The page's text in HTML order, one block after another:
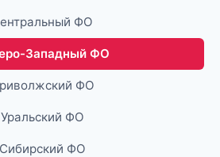
ФО
Западный ФО
ФО
Уральский ФО
Сибирский ФО